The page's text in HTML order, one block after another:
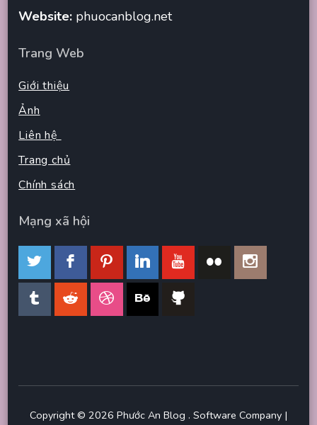
Website: phuocanblog.net
Trang Web
Giới thiệu
Ảnh
Liên hệ
Trang chủ
Chính sách
Mạng xã hội
Copyright © 2026 Phước An Blog . Software Company |